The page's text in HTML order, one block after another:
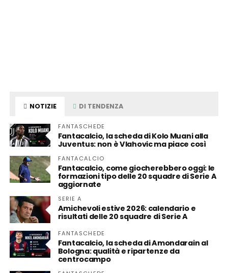
NOTIZIE DI TENDENZA
FANTASCHEDE
Fantacalcio, la scheda di Kolo Muani alla
Juventus: non è Vlahovic ma piace così
FANTACALCIO
Fantacalcio, come giocherebbero oggi: le
formazioni tipo delle 20 squadre di Serie A
aggiornate
SERIE A
Amichevoli estive 2026: calendario e
risultati delle 20 squadre di Serie A
FANTASCHEDE
Fantacalcio, la scheda di Amondarain al
Bologna: qualità e ripartenze da
centrocampo